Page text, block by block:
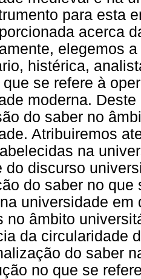
para esta
acerca
elegemos
histérica,
se refere à
moderna.
do saber no
Atribuiremos
na
do discurso
do saber no
universidade
no âmbito
da circularidade
do saber
no que se